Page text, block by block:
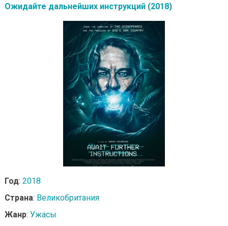
Ожидайте дальнейших инструкций (2018)
Год: 2018
Страна: Великобритания
Жанр: Ужасы